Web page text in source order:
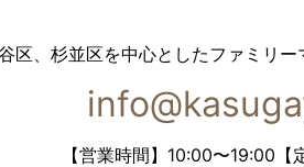
区、杉並区を中心としたファミリ
【営業時間】10:00〜19:00【